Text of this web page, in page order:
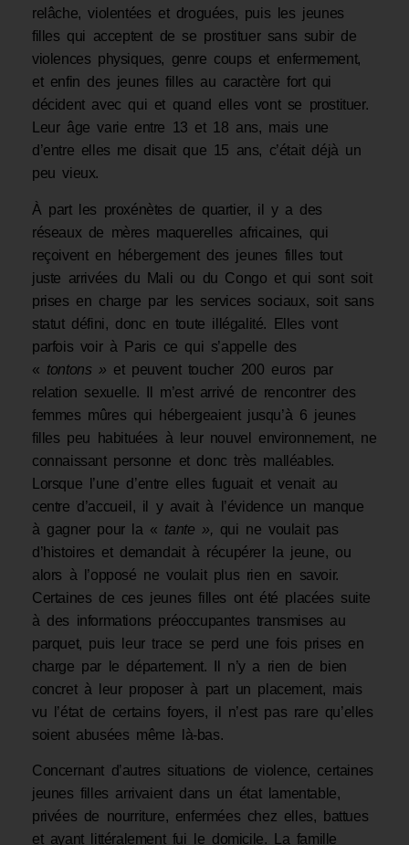
relâche, violentées et droguées, puis les jeunes
filles qui acceptent de se prostituer sans subir de
violences physiques, genre coups et enfermement,
et enfin des jeunes filles au caractère fort qui
décident avec qui et quand elles vont se prostituer.
Leur âge varie entre 13 et 18 ans, mais une
d’entre elles me disait que 15 ans, c’était déjà un
peu vieux.
À part les proxénètes de quartier, il y a des
réseaux de mères maquerelles africaines, qui
reçoivent en hébergement des jeunes filles tout
juste arrivées du Mali ou du Congo et qui sont soit
prises en charge par les services sociaux, soit sans
statut défini, donc en toute illégalité. Elles vont
parfois voir à Paris ce qui s’appelle des
« tontons » et peu­vent toucher 200 euros par
relation sexuelle. Il m’est arrivé de rencontrer des
femmes mûres qui hébergeaient jusqu’à 6 jeunes
filles peu habituées à leur nouvel environ­nement, ne
connaissant personne et donc très malléables.
Lorsque l’une d’entre elles fuguait et ve­nait au
centre d’accueil, il y avait à l’évidence un manque
à gagner pour la « tante », qui ne voulait pas
d’histoires et demandait à récupérer la jeune, ou
alors à l’op­posé ne voulait plus rien en savoir.
Certaines de ces jeunes filles ont été placées suite
à des informations préoccupantes transmises au
parquet, puis leur trace se perd une fois prises en
charge par le département. Il n’y a rien de bien
concret à leur proposer à part un placement, mais
vu l’état de certains foyers, il n’est pas rare qu’elles
soient abusées même là-bas.
Concernant d’autres situations de violence, certaines
jeunes filles arrivaient dans un état lamentable,
privées de nourriture, enfermées chez elles, battues
et ayant littéralement fui le domicile. La famille